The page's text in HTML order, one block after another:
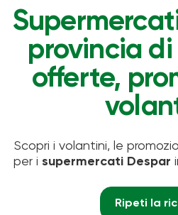
provincia
offerte,
Scopri i volantini, le
per i supermercati Despar
Ripeti la